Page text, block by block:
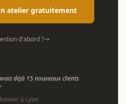
atelier gratuitement
d'abord ?
déjà 15 nouveaux clients
à Lyon